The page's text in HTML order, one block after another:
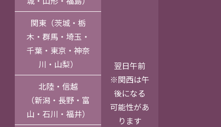
翌日午前
※関西は午
後になる
可能性があ
ります
関東（茨城・栃
木・群馬・埼玉・
千葉・東京・神奈
川・山梨）
北陸・信越
（新潟・長野・富
山・石川・福井）